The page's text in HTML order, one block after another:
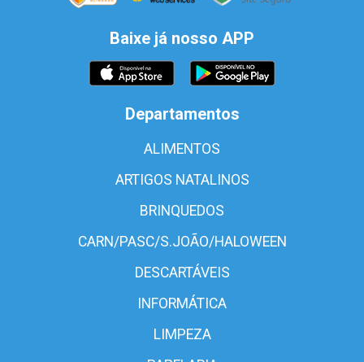
Baixe já nosso APP
Departamentos
ALIMENTOS
ARTIGOS NATALINOS
BRINQUEDOS
CARN/PASC/S.JOÃO/HALOWEEN
DESCARTÁVEIS
INFORMÁTICA
LIMPEZA